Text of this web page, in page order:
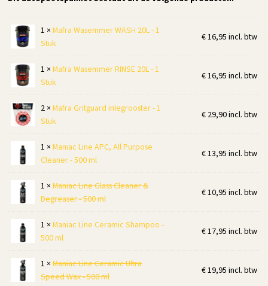
1 ×Mafra Wasemmer WASH 20L - 1
Stuk
€16,95 incl. btw
1 ×Mafra Wasemmer RINSE 20L - 1
Stuk
€16,95 incl. btw
2 ×Mafra Gritguard inlegrooster - 1
Stuk
€29,90incl. btw
1 ×Maniac Line APC, All Purpose
Cleaner - 500 ml
€13,95 incl. btw
1 ×Maniac Line Glass Cleaner &
Degreaser - 500 ml
€10,95 incl. btw
1 ×Maniac Line Ceramic Shampoo -
500 ml
€17,95 incl. btw
1 ×Maniac Line Ceramic Ultra
Speed Wax - 500 ml
€19,95 incl. btw